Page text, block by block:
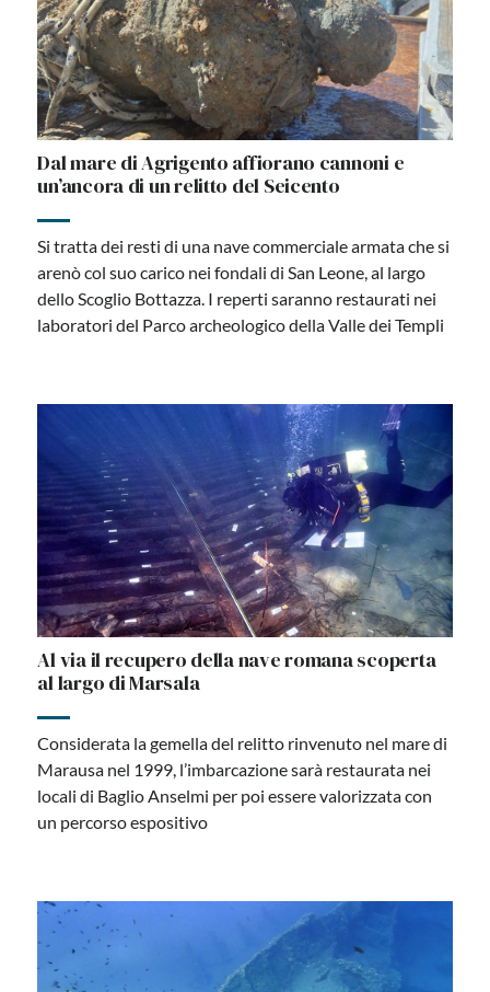
Dal mare di Agrigento affiorano cannoni e
un’ancora di un relitto del Seicento
Si tratta dei resti di una nave commerciale armata che si
arenò col suo carico nei fondali di San Leone, al largo
dello Scoglio Bottazza. I reperti saranno restaurati nei
laboratori del Parco archeologico della Valle dei Templi
Al via il recupero della nave romana scoperta
al largo di Marsala
Considerata la gemella del relitto rinvenuto nel mare di
Marausa nel 1999, l’imbarcazione sarà restaurata nei
locali di Baglio Anselmi per poi essere valorizzata con
un percorso espositivo